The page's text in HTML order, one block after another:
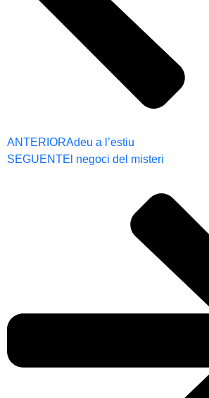
ANTERIORAdeu a l’estiu
SEGUENTEl negoci del misteri